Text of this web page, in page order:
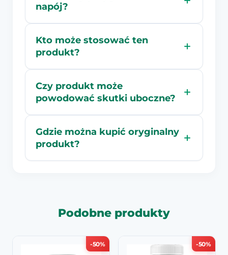
napój?
Kto może stosować ten
produkt?
Czy produkt może
powodować skutki uboczne?
Gdzie można kupić oryginalny
produkt?
Podobne produkty
-50% -50%